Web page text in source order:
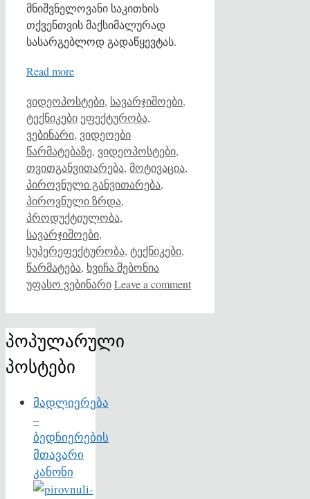
მნიშვნელოვანი საკითხის
თქვენთვის მაქსიმალურად
სასარგებლოდ გადაწყევტას.
Read more
Categories
ვიდეოპოსტები, სავარჯიშოები,
ტექნიკები Tags
ეფექტურობა,
ვებინარი, ვიდეოები
წარმატებაზე, ვიდეოპოსტები,
თვითგანვითარება, მოტივაცია,
პიროვნული განვითარება,
პიროვნული ზრდა,
პროდუქტიულობა,
სავარჯიშოები,
სუპერეფექტურობა, ტექნიკები,
წარმატება, ხვიჩა მებონია
უფასო ვებინარიLeave a comment
პოპულარული
პოსტები
მადლიერება
–
ბედნიერების
მთავარი
კანონი